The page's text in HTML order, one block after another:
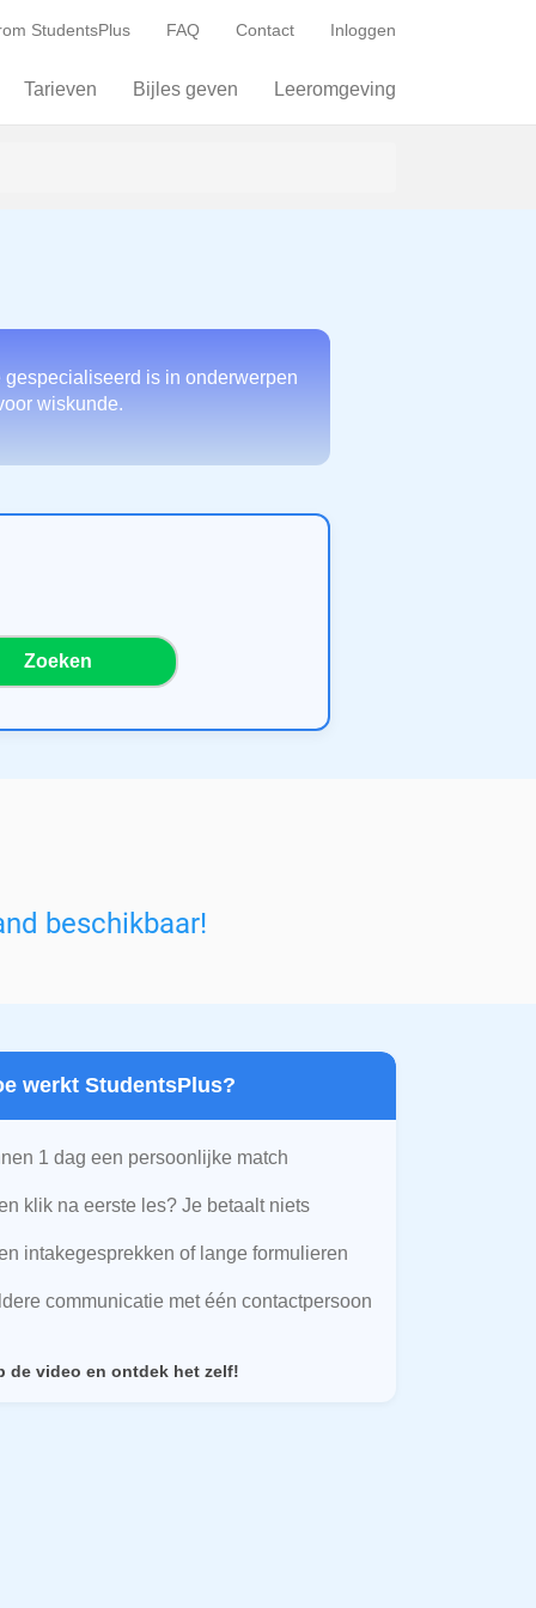
StudentsPlus FAQ Contact Inloggen
Tarieven Bijles geven Leeromgeving
is in onderwerpen
wiskunde.
Zoeken
beschikbaar!
werkt StudentsPlus?
1 dag een persoonlijke match
klik na eerste les? Je betaalt niets
intakegesprekken of lange formulieren
communicatie met één contactpersoon
de video en ontdek het zelf!